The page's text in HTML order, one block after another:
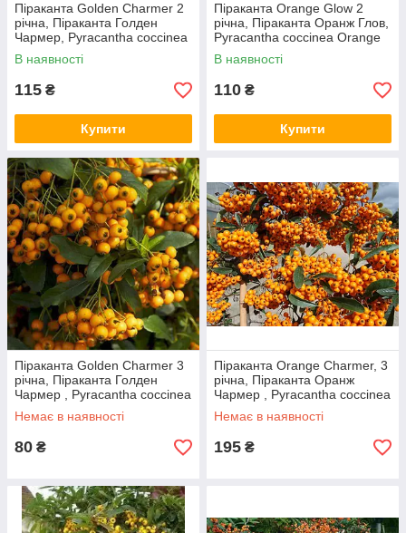
Піраканта Golden Charmer 2
річна, Піраканта Голден
Чармер, Pyracantha coccinea
Golden Charmer
В наявності
115 ₴
Купити
Піраканта Orange Glow 2
річна, Піраканта Оранж Глов,
Pyracantha coccinea Orange
Glow
В наявності
110 ₴
Купити
Піраканта Golden Charmer 3
річна, Піраканта Голден
Чармер , Pyracantha coccinea
Golden Charmer
Немає в наявності
80 ₴
Піраканта Orange Charmer, 3
річна, Піраканта Оранж
Чармер , Pyracantha coccinea
Orange Charmer
Немає в наявності
195 ₴